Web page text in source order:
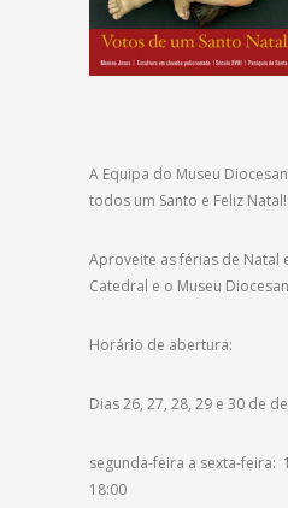
A Equipa do Museu
todos um Santo e Feliz Natal!
Aproveite as férias de Natal
Catedral e o Museu
Horário de abertura:
Dias 26, 27, 28, 29 e 30 de
segunda-feira a sexta-feira:
18:00